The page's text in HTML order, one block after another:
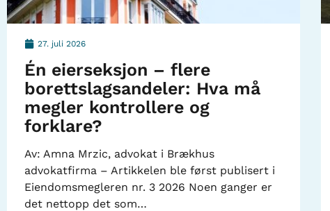
27. juli 2026
Én eierseksjon – flere
borettslagsandeler: Hva må
megler kontrollere og
forklare?
Av: Amna Mrzic, advokat i Brækhus
advokatfirma – Artikkelen ble først publisert i
Eiendomsmegleren nr. 3 2026 Noen ganger er
det nettopp det som…